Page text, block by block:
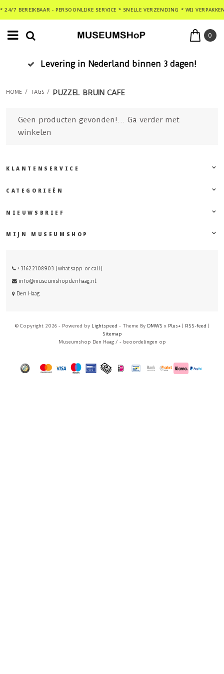
* 24/7 BEREIKBAAR - PERSOONLIJKE SERVICE * SNELLE VERZENDING * WIJ
0
Levering in Nederland binnen 3 dagen!
HOME / TAGS / PUZZEL BRUIN CAFE
Geen producten gevonden!... Ga verder met
winkelen
KLANTENSERVICE
CATEGORIEËN
NIEUWSBRIEF
MIJN MUSEUMSHOP
+31622108903 (whatsapp or call)
info@museumshopdenhaag.nl
Den Haag
© Copyright 2026 - Powered by Lightspeed - Theme By DMWS x Plus+| RSS-feed |
Sitemap
Museumshop Den Haag / - beoordelingen op